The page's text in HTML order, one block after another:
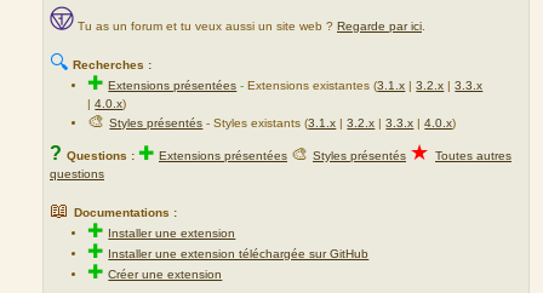
Tu as un forum et tu veux aussi un site web ? Regarde par ici
🔍 Recherches :
✚Extensions présentées -Extensions existantes (3.1.x |3.2.x |3.3.x
|4.0.x)
🎨Styles présentés - Styles existants (3.1.x |3.2.x |3.3.x |4.0.x)
? Questions : ✚ Extensions présentées 🎨 Styles présentés ★ Toutes autres
questions
📖 Documentations :
✚ Installer une extension
✚ Installer une extension téléchargée sur GitHub
✚Créer une extension